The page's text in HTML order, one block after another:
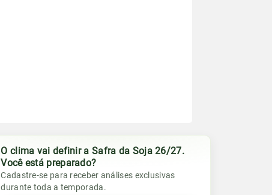
O clima vai definir a Safra da Soja 26/27.
Você está preparado?
Cadastre-se para receber análises exclusivas
durante toda a temporada.